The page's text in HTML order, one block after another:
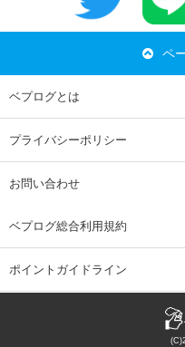
ペ
ベプログとは
プライバシーポリシー
お問い合わせ
ベプログ総合利用規約
ポイントガイドライン